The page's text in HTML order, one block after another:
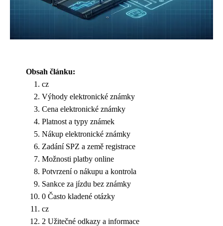
Obsah článku:
cz
Výhody elektronické známky
Cena elektronické známky
Platnost a typy známek
Nákup elektronické známky
Zadání SPZ a země registrace
Možnosti platby online
Potvrzení o nákupu a kontrola
Sankce za jízdu bez známky
0 Často kladené otázky
cz
2 Užitečné odkazy a informace